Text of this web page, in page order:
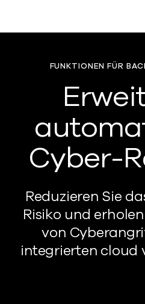
FUNKTIONEN FÜR
Cyber-
Reduzieren Sie
Risiko und
von
integrierten cloud